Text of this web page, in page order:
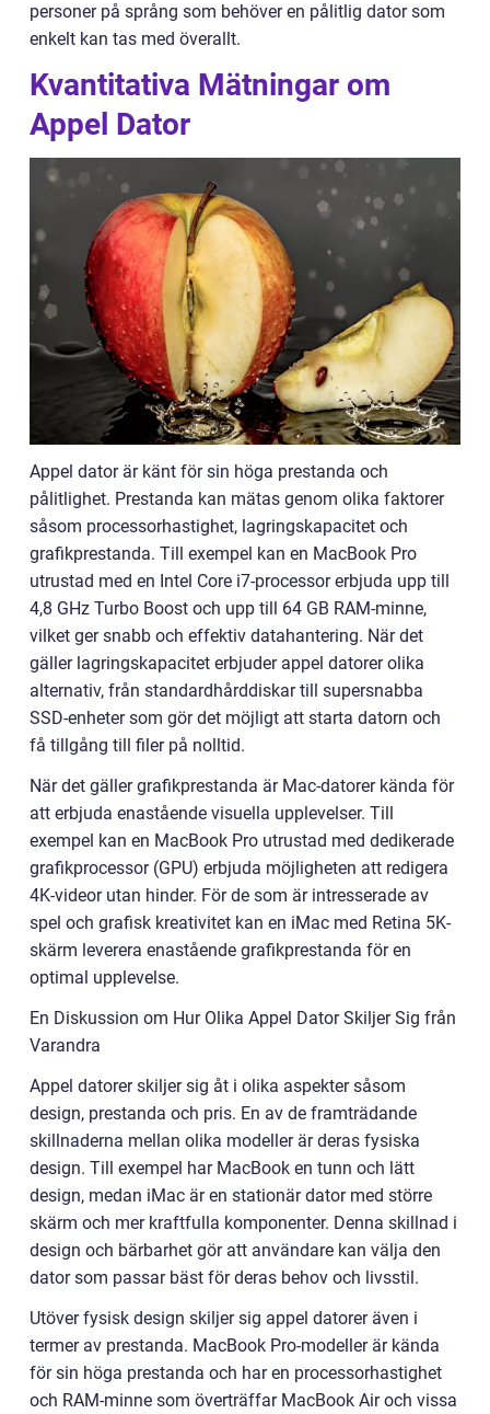
personer på språng som behöver en pålitlig dator som
enkelt kan tas med överallt.
Kvantitativa Mätningar om
Appel Dator
Appel dator är känt för sin höga prestanda och
pålitlighet. Prestanda kan mätas genom olika faktorer
såsom processorhastighet, lagringskapacitet och
grafikprestanda. Till exempel kan en MacBook Pro
utrustad med en Intel Core i7-processor erbjuda upp till
4,8 GHz Turbo Boost och upp till 64 GB RAM-minne,
vilket ger snabb och effektiv datahantering. När det
gäller lagringskapacitet erbjuder appel datorer olika
alternativ, från standardhårddiskar till supersnabba
SSD-enheter som gör det möjligt att starta datorn och
få tillgång till filer på nolltid.
När det gäller grafikprestanda är Mac-datorer kända för
att erbjuda enastående visuella upplevelser. Till
exempel kan en MacBook Pro utrustad med dedikerade
grafikprocessor (GPU) erbjuda möjligheten att redigera
4K-videor utan hinder. För de som är intresserade av
spel och grafisk kreativitet kan en iMac med Retina 5K-
skärm leverera enastående grafikprestanda för en
optimal upplevelse.
En Diskussion om Hur Olika Appel Dator Skiljer Sig från
Varandra
Appel datorer skiljer sig åt i olika aspekter såsom
design, prestanda och pris. En av de framträdande
skillnaderna mellan olika modeller är deras fysiska
design. Till exempel har MacBook en tunn och lätt
design, medan iMac är en stationär dator med större
skärm och mer kraftfulla komponenter. Denna skillnad i
design och bärbarhet gör att användare kan välja den
dator som passar bäst för deras behov och livsstil.
Utöver fysisk design skiljer sig appel datorer även i
termer av prestanda. MacBook Pro-modeller är kända
för sin höga prestanda och har en processorhastighet
och RAM-minne som överträffar MacBook Air och vissa